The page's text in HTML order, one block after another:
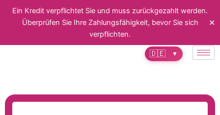
Ein Kredit verpflichtet Sie und muss zurückgezahlt werden.
Überprüfen Sie Ihre Zahlungsfähigkeit, bevor Sie sich
verpflichten.
✕
🇩🇪 ▼